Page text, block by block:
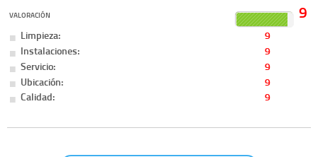
VALORACIÓN 9
Limpieza:
9
Instalaciones:
9
Servicio:
9
Ubicación:
9
Calidad:
9